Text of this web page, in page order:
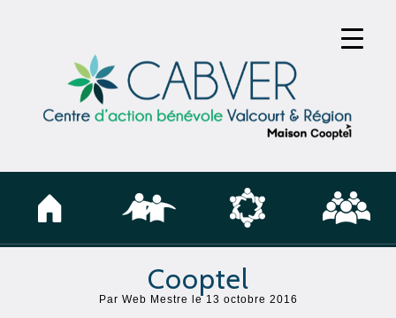
Cooptel
Par Web Mestre le 13 octobre 2016